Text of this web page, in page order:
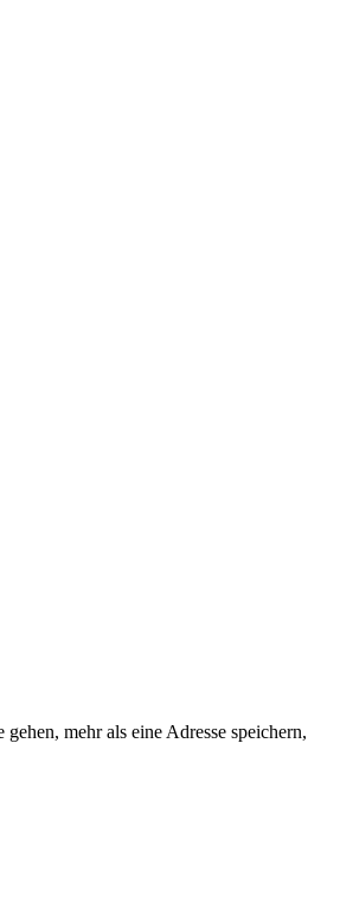
mehr als eine Adresse speichern,